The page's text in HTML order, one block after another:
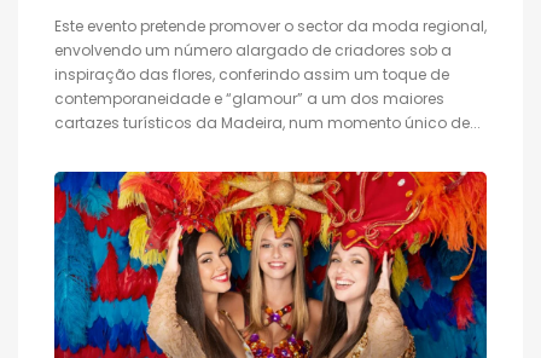
Este evento pretende promover o sector da moda regional,
envolvendo um número alargado de criadores sob a
inspiração das flores, conferindo assim um toque de
contemporaneidade e “glamour” a um dos maiores
cartazes turísticos da Madeira, num momento único de...